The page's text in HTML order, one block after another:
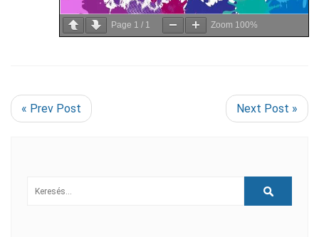
Page 1 / 1 Zoom 100%
« Prev Post Next Post »